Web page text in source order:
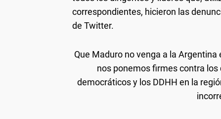
correspondientes, hicieron las
de Twitter.
Que Maduro no venga a la
nos ponemos firmes contra
democráticos y los DDHH en la